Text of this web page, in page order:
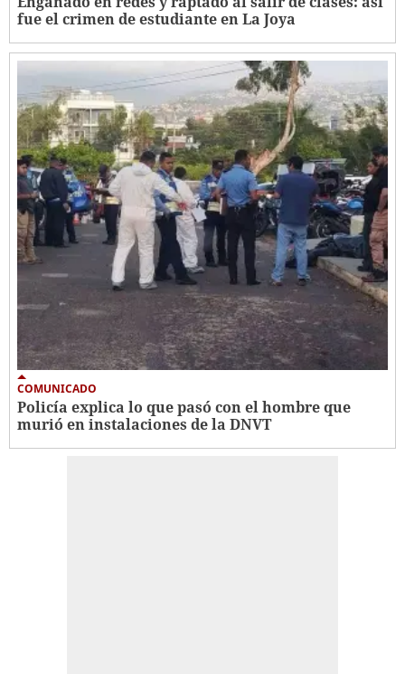
fue el crimen de estudiante en La Joya
COMUNICADO
Policía explica lo que pasó con el hombre que
murió en instalaciones de la DNVT